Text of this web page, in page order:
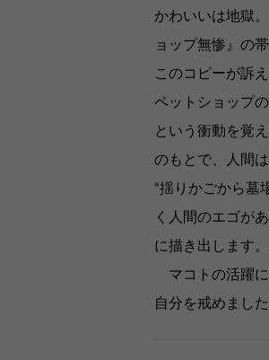
かわいいは地獄
ョップ無惨』の
このコピーが訴
ペットショップ
という衝動を覚
のもとで、人間
“揺りかごから墓
く人間のエゴが
に描き出します。
マコトの活躍に
自分を戒めました